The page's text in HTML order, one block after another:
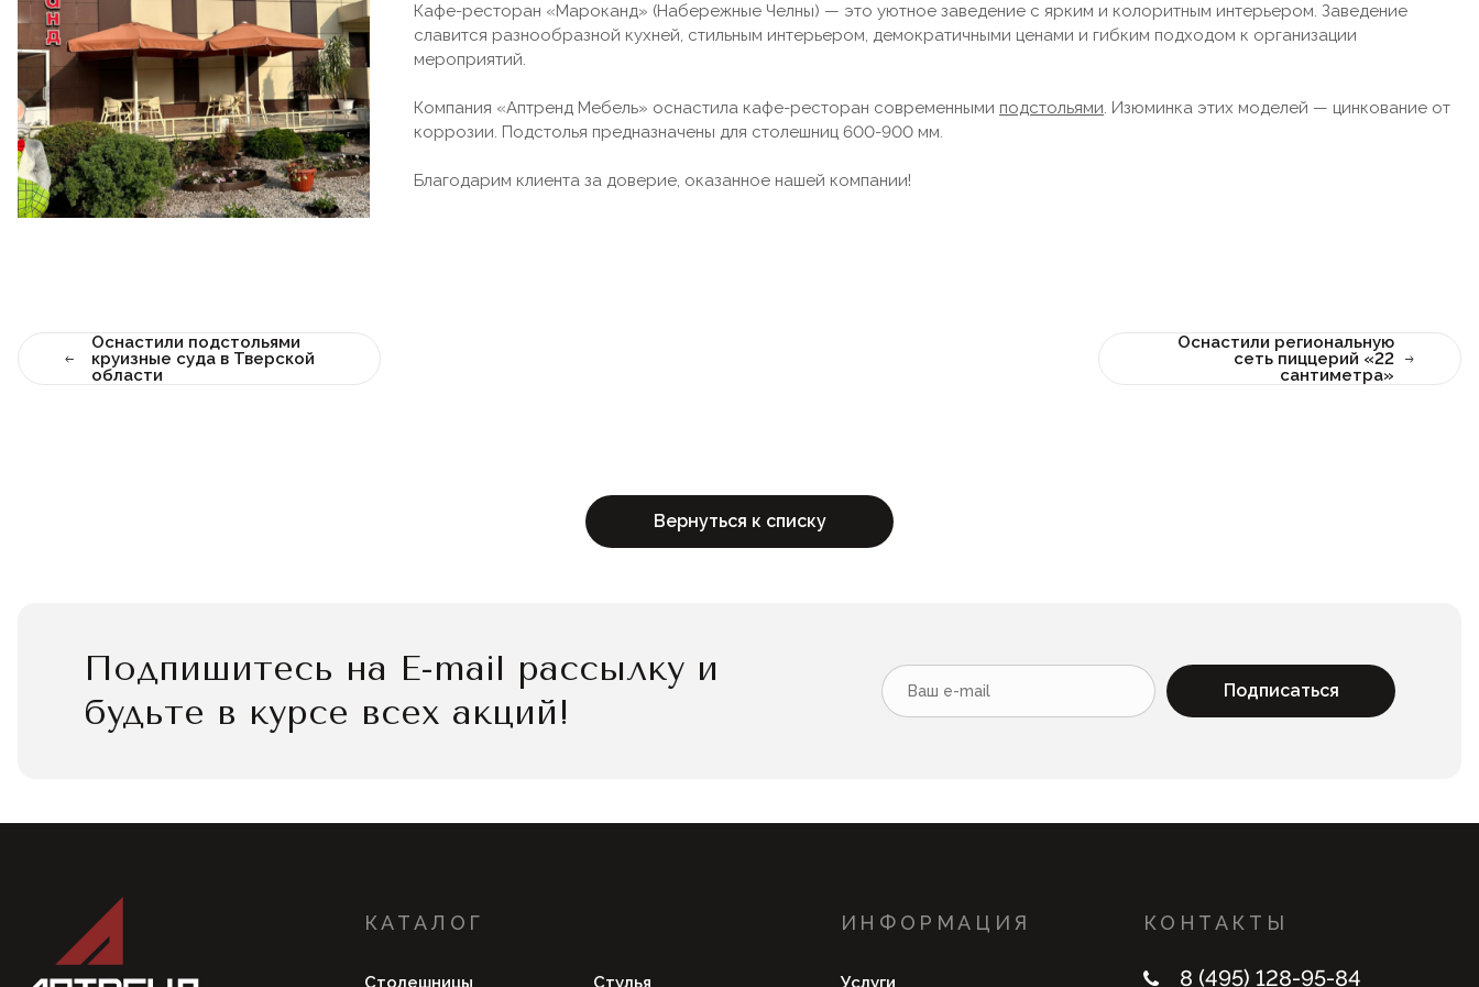
Кафе-ресторан «Мароканд» (Набережные Челны) — это уютное заведение с ярким и колоритным интерьером. Заведение
славится разнообразной кухней, стильным интерьером, демократичными ценами и гибким подходом к организации
мероприятий.
Компания «Аптренд Мебель» оснастила кафе-ресторан современными подстольями. Изюминка этих моделей — цинкование от
коррозии. Подстолья предназначены для столешниц 600-900 мм.
Благодарим клиента за доверие, оказанное нашей компании!
Оснастили подстольями
круизные суда в Тверской
области
Оснастили региональную
сеть пиццерий «22
сантиметра»
Вернуться к списку
Подпишитесь на E-mail рассылку и
будьте в курсе всех акций!
Подписаться
КАТАЛОГ
Столешницы Стулья
ИНФОРМАЦИЯ
Услуги
КОНТАКТЫ
8 (495) 128-95-84